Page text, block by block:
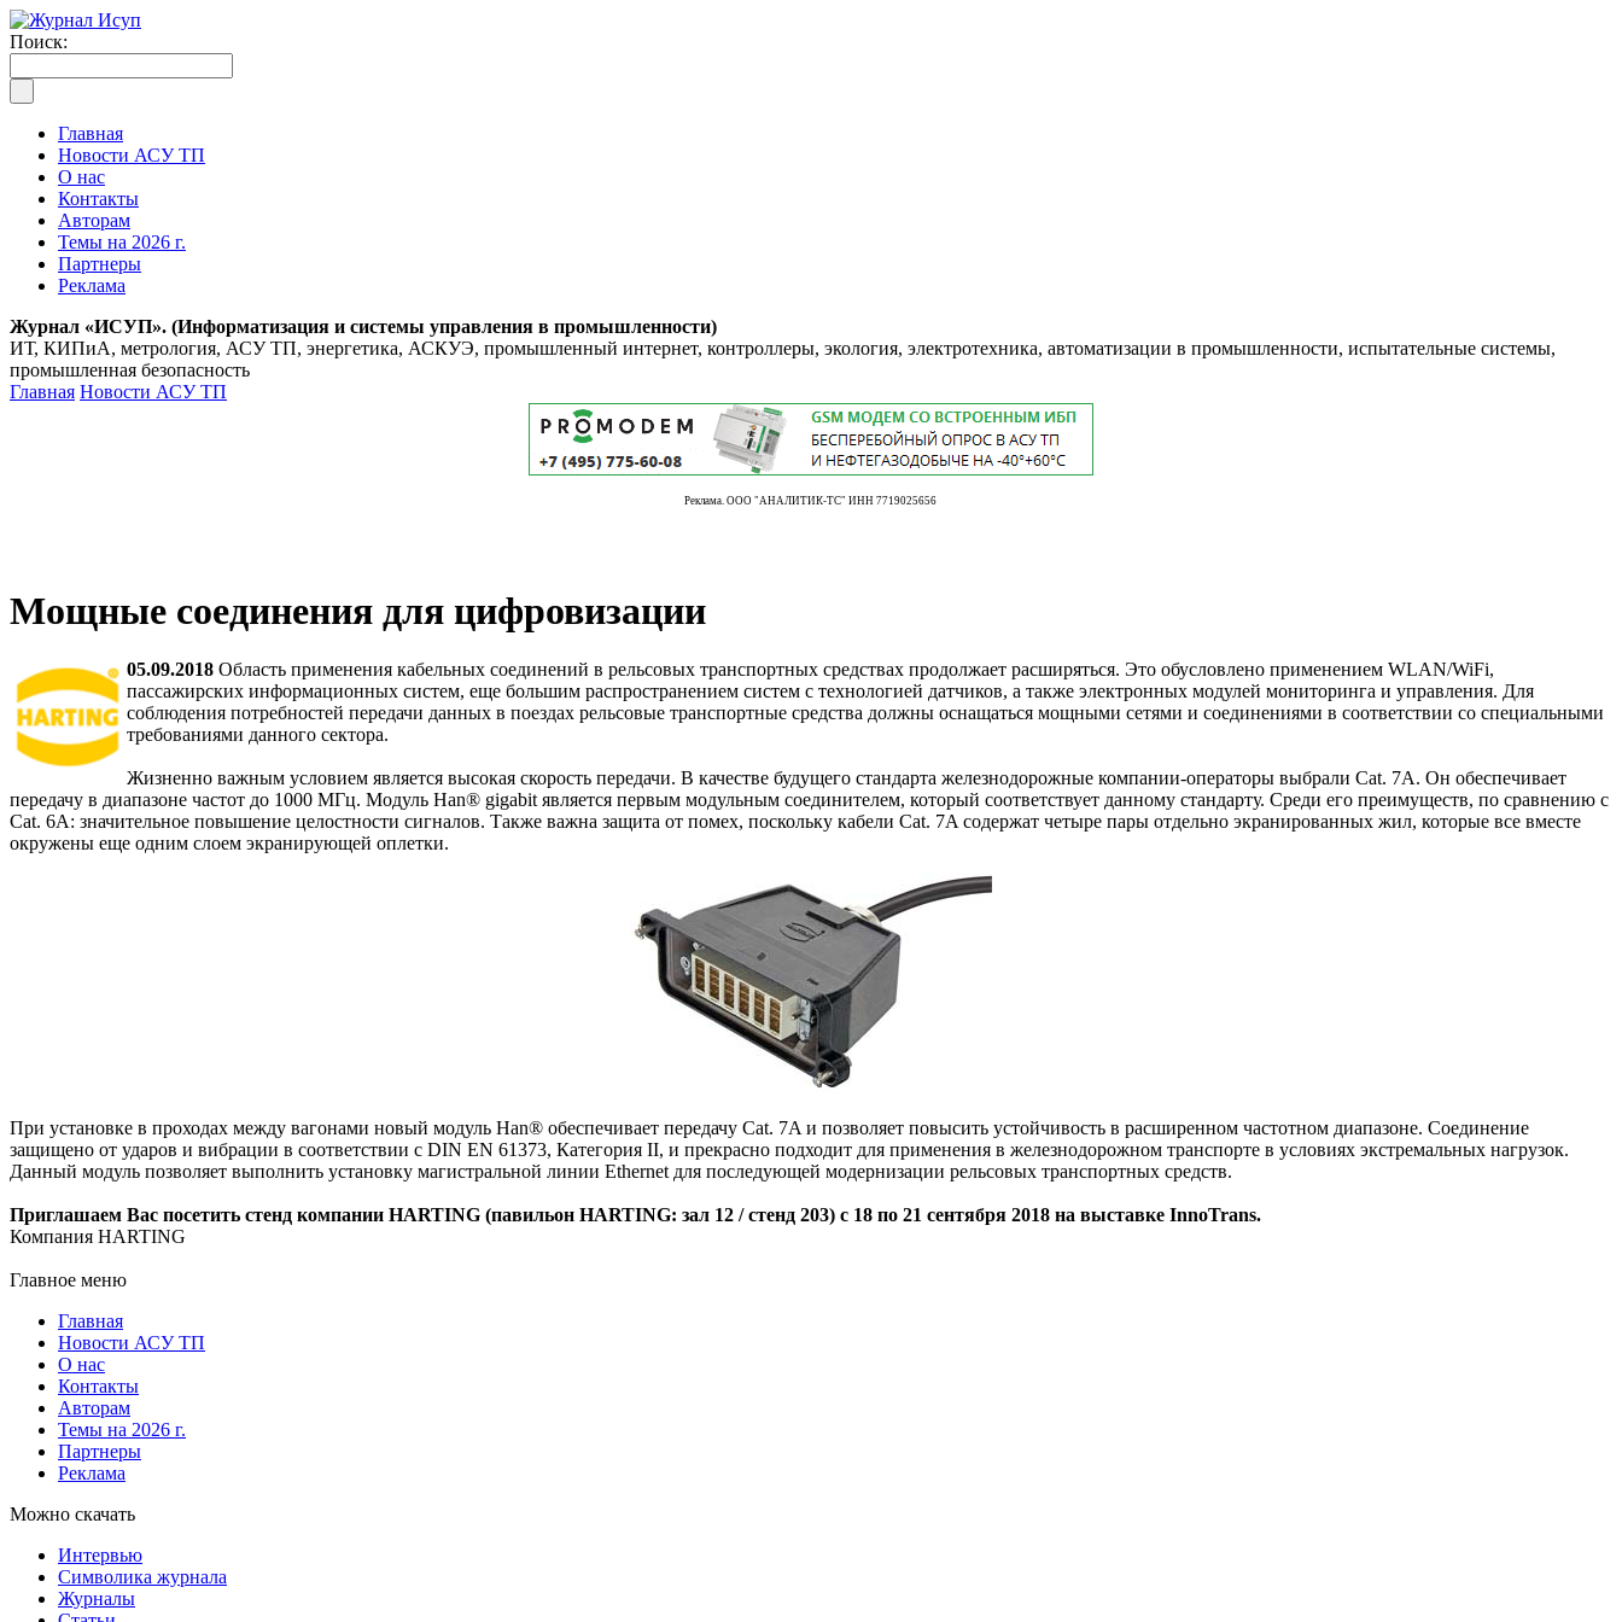
Поиск:
Главная
Новости АСУ ТП
О нас
Контакты
Авторам
Темы на 2026 г.
Партнеры
Реклама
Журнал «ИСУП». (Информатизация и системы управления в промышленности)
ИТ, КИПиА, метрология, АСУ ТП, энергетика, АСКУЭ, промышленный интернет, контроллеры, экология, электротехника, автоматизации в промышленности, испытательные системы,
промышленная безопасность
Главная Новости АСУ ТП
Реклама. ООО "АНАЛИТИК-ТС" ИНН 7719025656
Мощные соединения для цифровизации
05.09.2018 Область применения кабельных соединений в рельсовых транспортных средствах продолжает расширяться. Это обусловлено применением WLAN/WiFi,
пассажирских информационных систем, еще большим распространением систем с технологией датчиков, а также электронных модулей мониторинга и управления. Для
соблюдения потребностей передачи данных в поездах рельсовые транспортные средства должны оснащаться мощными сетями и соединениями в соответствии со специальными
требованиями данного сектора.
Жизненно важным условием является высокая скорость передачи. В качестве будущего стандарта железнодорожные компании-операторы выбрали Cat. 7А. Он обеспечивает
передачу в диапазоне частот до 1000 МГц. Модуль Han® gigabit является первым модульным соединителем, который соответствует данному стандарту. Среди его преимуществ, по сравнению с
Cat. 6A: значительное повышение целостности сигналов. Также важна защита от помех, поскольку кабели Cat. 7A содержат четыре пары отдельно экранированных жил, которые все вместе
окружены еще одним слоем экранирующей оплетки.
При установке в проходах между вагонами новый модуль Han® обеспечивает передачу Cat. 7A и позволяет повысить устойчивость в расширенном частотном диапазоне. Соединение
защищено от ударов и вибрации в соответствии с DIN EN 61373, Категория II, и прекрасно подходит для применения в железнодорожном транспорте в условиях экстремальных нагрузок.
Данный модуль позволяет выполнить установку магистральной линии Ethernet для последующей модернизации рельсовых транспортных средств.
Приглашаем Вас посетить стенд компании HARTING (павильон HARTING: зал 12 / стенд 203) с 18 по 21 сентября 2018 на выставке InnoTrans.
Компания HARTING
Главное меню
Главная
Новости АСУ ТП
О нас
Контакты
Авторам
Темы на 2026 г.
Партнеры
Реклама
Можно скачать
Интервью
Символика журнала
Журналы